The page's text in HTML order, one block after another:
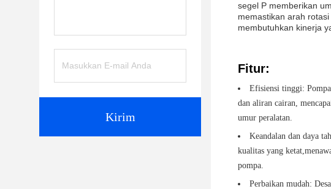
Kirim
segel P memberikan
memastikan arah
membutuhkan kinerja
Fitur:
Efisiensi tinggi:
dan aliran cairan,
umur peralatan.
Keandalan dan daya
kualitas yang
pompa.
Perbaikan mudah: